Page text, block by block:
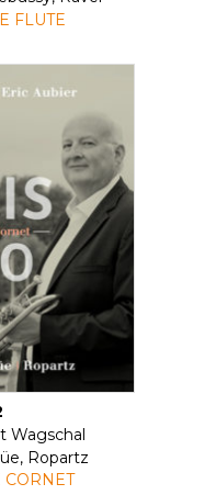
FLUTE
Wagschal
Ropartz
CORNET